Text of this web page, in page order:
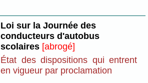
Loi sur la Journée des
conducteurs d'autobus
scolaires [abrogé]
État des dispositions qui entrent
en vigueur par proclamation